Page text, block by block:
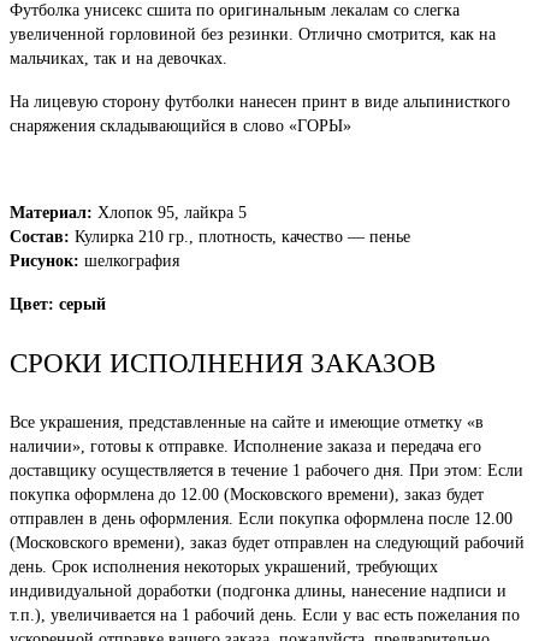
Футболка унисекс сшита по оригинальным лекалам со слегка
увеличенной горловиной без резинки. Отлично смотрится, как на
мальчиках, так и на девочках.
На лицевую сторону футболки нанесен принт в виде альпинисткого
снаряжения складывающийся в слово «ГОРЫ»
Материал: Хлопок 95, лайкра 5
Состав: Кулирка 210 гр., плотность, качество — пенье
Рисунок: шелкография
Цвет: серый
СРОКИ ИСПОЛНЕНИЯ ЗАКАЗОВ
Все украшения, представленные на сайте и имеющие отметку «в
наличии», готовы к отправке. Исполнение заказа и передача его
доставщику осуществляется в течение 1 рабочего дня. При этом: Если
покупка оформлена до 12.00 (Московского времени), заказ будет
отправлен в день оформления. Если покупка оформлена после 12.00
(Московского времени), заказ будет отправлен на следующий рабочий
день. Срок исполнения некоторых украшений, требующих
индивидуальной доработки (подгонка длины, нанесение надписи и
т.п.), увеличивается на 1 рабочий день. Если у вас есть пожелания по